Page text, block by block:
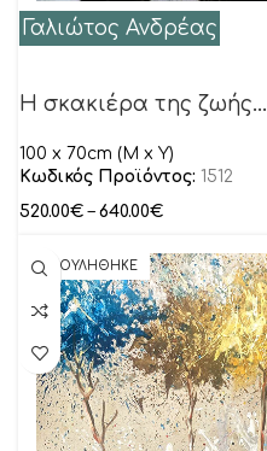
Γαλιώτος Ανδρέας
Η σκακιέρα της ζωής…
100 x 70cm (M x Y)
Κωδικός Προϊόντος: 1512
520.00€ – 640.00€
ΠΟΥΛΗΘΗΚΕ